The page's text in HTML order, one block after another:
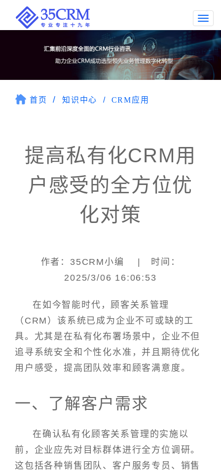
首页 知识中心 CRM应用
提高私有化CRM用
户感受的全方位优
化对策
作者：35CRM小编 | 时间：
2025/3/06 16:06:53
在如今智能时代，顾客关系管理
（CRM）该系统已成为企业不可或缺的工
具。尤其是在私有化布署场景中，企业不但
追寻系统安全和个性化水准，并且期待优化
用户感受，提高团队效率和顾客满意度。
一、了解客户需求
在确认私有化顾客关系管理的实施以
前，企业应先对目标群体进行全方位调研。
这包括各种销售团队、客户服务专员、销售